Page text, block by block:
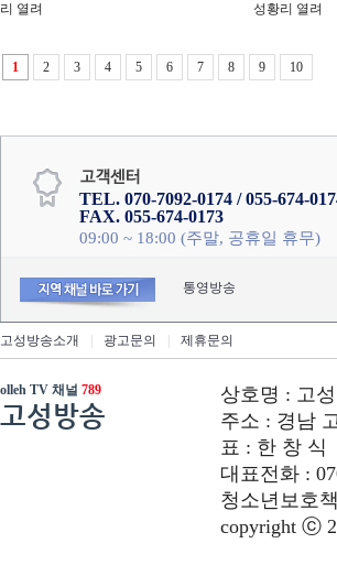
리 열려
성황리 열려
1 2 3 4 5 6 7 8 9 10
TEL. 070-7092-0174 / 055-674-
FAX. 055-674-0173
09:00 ~ 18:00 (주말, 공휴일 휴무)
통영방송
고성방송소개 광고문의 제휴문의
olleh TV 채널 789
고성방송
상호명 : 고
주소 : 경남
표 : 한 창 식
대표전화 :
청소년보호
copyright ⓒ